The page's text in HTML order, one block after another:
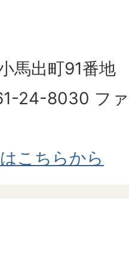
馬出町91番地
24-8030 フ
こちらから